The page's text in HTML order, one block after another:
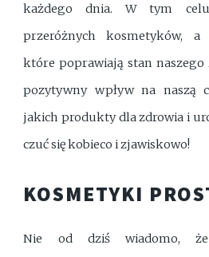
każdego dnia. W tym
przeróżnych kosmetyków, a
które poprawiają stan naszego
pozytywny wpływ na naszą
jakich produkty dla zdrowia i
czuć się kobieco i zjawiskowo!
KOSMETYKI
Nie od dziś wiadomo,